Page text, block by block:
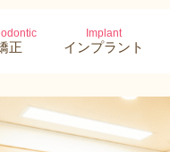
正
Implant
インプラント